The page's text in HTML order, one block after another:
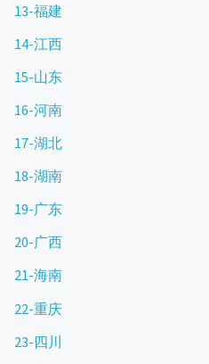
13-福建
14-江西
15-山东
16-河南
17-湖北
18-湖南
19-广东
20-广西
21-海南
22-重庆
23-四川